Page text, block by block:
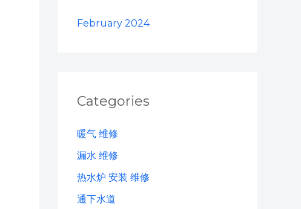
February 2024
Categories
暖气 维修
漏水 维修
热水炉 安装 维修
通下水道